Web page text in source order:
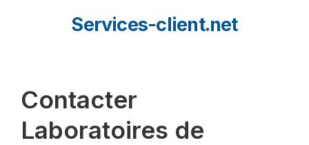
Services-client.net
Contacter
Laboratoires de